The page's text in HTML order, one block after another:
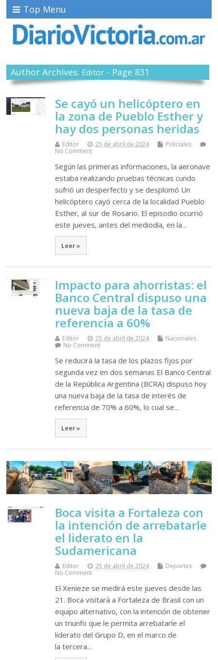
Top Menu
Author Archives: Editor- Page 831
Se cayó un helicóptero en
la zona de Pueblo Esther y
hay dos personas heridas
Editor 25 de abril de 2024
Policiales
No Comment
Según las primeras informaciones, la aeronave
estaba realizando pruebas técnicas cundo
sufrió un desperfecto y se desplomó Un
helicóptero cayó cerca de la localidad Pueblo
Esther, al sur de Rosario. El episodio ocurrió
este jueves, antes del mediodía, en la…
Leer »
Impacto para ahorristas: el
Banco Central dispuso una
nueva baja de la tasa de
referencia a 60%
Editor 25 de abril de 2024
Nacionales
No Comment
Se reducirá la tasa de los plazos fijos por
segunda vez en dos semanas El Banco Central
de la República Argentina (BCRA) dispuso hoy
una nueva baja de la tasa de interés de
referencia de 70% a 60%, lo cual se…
Leer »
Boca visita a Fortaleza con
la intención de arrebatarle
el liderato en la
Sudamericana
Editor 25 de abril de 2024
Deportes
No Comment
El Xenieze se medirá este jueves desde las
21. Boca visitará a Fortaleza de Brasil con un
equipo alternativo, con la intención de obtener
un triunfo que le permita arrebatarle el
liderato del Grupo D, en el marco de
la tercera…